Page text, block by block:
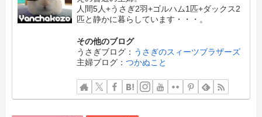
人間5人+うさぎ2羽+ゴルハム1匹+ダックス2
匹と静かに暮らしています・・・。
その他のブログ
うさぎブログ： うさぎのスィーツブラザーズ
主婦ブログ： つかぬこと